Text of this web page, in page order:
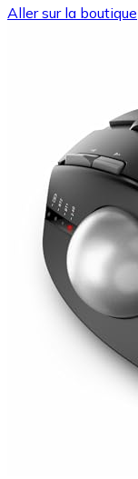
Aller sur la boutique